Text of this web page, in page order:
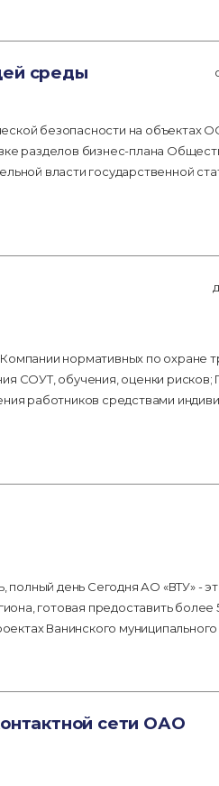
среды
безопасности на объектах
разделов бизнес-плана
власти государственной
нормативных по охране
СОУТ, обучения, оценки
работников средствами
день Сегодня АО «ВТУ» -
готовая предоставить более
Ванинского муниципального
сети ОАО